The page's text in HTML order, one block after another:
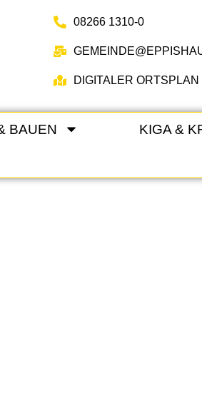
08266 1310-0
DIGITALER ORTSPLAN
BAUEN KIGA &